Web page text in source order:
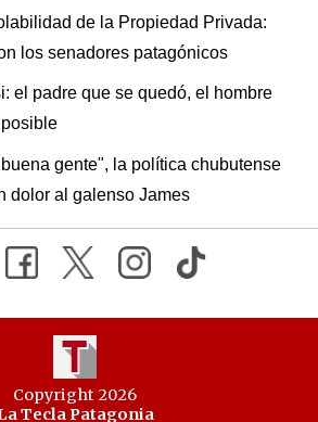
de la Propiedad Privada:
los senadores patagónicos
el padre que se quedó, el hombre
gente", la política chubutense
dolor al galenso James
Copyright 2026
Tecla Patagonia